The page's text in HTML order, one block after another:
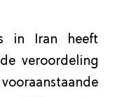
in Iran heeft
veroordeling